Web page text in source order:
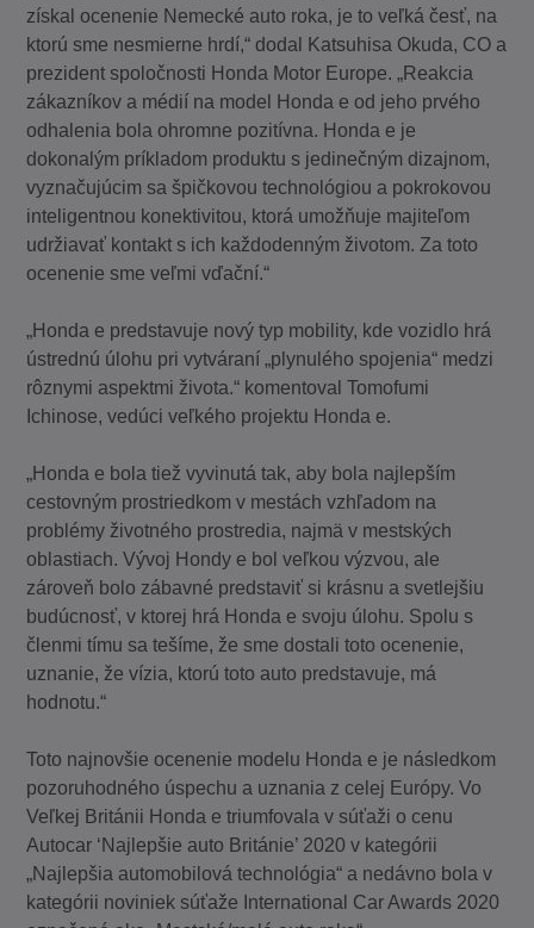
získal ocenenie Nemecké auto roka, je to veľká česť, na
ktorú sme nesmierne hrdí,“ dodal Katsuhisa Okuda, CO a
prezident spoločnosti Honda Motor Europe. „Reakcia
zákazníkov a médií na model Honda e od jeho prvého
odhalenia bola ohromne pozitívna. Honda e je
dokonalým príkladom produktu s jedinečným dizajnom,
vyznačujúcim sa špičkovou technológiou a pokrokovou
inteligentnou konektivitou, ktorá umožňuje majiteľom
udržiavať kontakt s ich každodenným životom. Za toto
ocenenie sme veľmi vďační.“
„Honda e predstavuje nový typ mobility, kde vozidlo hrá
ústrednú úlohu pri vytváraní „plynulého spojenia“ medzi
rôznymi aspektmi života.“ komentoval Tomofumi
Ichinose, vedúci veľkého projektu Honda e.
„Honda e bola tiež vyvinutá tak, aby bola najlepším
cestovným prostriedkom v mestách vzhľadom na
problémy životného prostredia, najmä v mestských
oblastiach. Vývoj Hondy e bol veľkou výzvou, ale
zároveň bolo zábavné predstaviť si krásnu a svetlejšiu
budúcnosť, v ktorej hrá Honda e svoju úlohu. Spolu s
členmi tímu sa tešíme, že sme dostali toto ocenenie,
uznanie, že vízia, ktorú toto auto predstavuje, má
hodnotu.“
Toto najnovšie ocenenie modelu Honda e je následkom
pozoruhodného úspechu a uznania z celej Európy. Vo
Veľkej Británii Honda e triumfovala v súťaži o cenu
Autocar ‘Najlepšie auto Británie’ 2020 v kategórii
„Najlepšia automobilová technológia“ a nedávno bola v
kategórii noviniek súťaže International Car Awards 2020